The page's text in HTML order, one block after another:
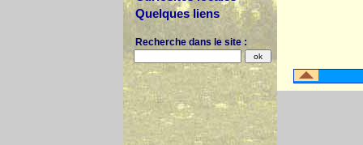
Quelques liens
Recherche dans le site :